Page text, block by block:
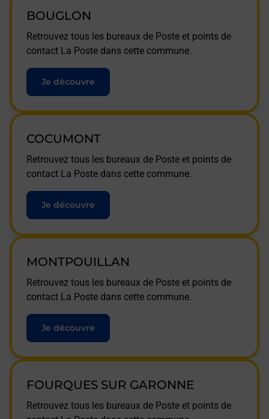
BOUGLON
Retrouvez tous les bureaux de Poste et points de
contact La Poste dans cette commune.
Je découvre
COCUMONT
Retrouvez tous les bureaux de Poste et points de
contact La Poste dans cette commune.
Je découvre
MONTPOUILLAN
Retrouvez tous les bureaux de Poste et points de
contact La Poste dans cette commune.
Je découvre
FOURQUES SUR GARONNE
Retrouvez tous les bureaux de Poste et points de